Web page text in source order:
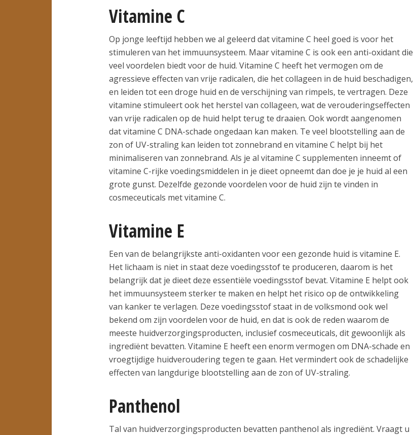
Vitamine C
Op jonge leeftijd hebben we al geleerd dat vitamine C heel goed is voor het
stimuleren van het immuunsysteem. Maar vitamine C is ook een anti-oxidant die
veel voordelen biedt voor de huid. Vitamine C heeft het vermogen om de
agressieve effecten van vrije radicalen, die het collageen in de huid beschadigen,
en leiden tot een droge huid en de verschijning van rimpels, te vertragen. Deze
vitamine stimuleert ook het herstel van collageen, wat de verouderingseffecten
van vrije radicalen op de huid helpt terug te draaien. Ook wordt aangenomen
dat vitamine C DNA-schade ongedaan kan maken. Te veel blootstelling aan de
zon of UV-straling kan leiden tot zonnebrand en vitamine C helpt bij het ​​
minimaliseren van zonnebrand. Als je al vitamine C supplementen inneemt of
vitamine C-rijke voedingsmiddelen in je dieet opneemt dan doe je je huid al een
grote gunst. Dezelfde gezonde voordelen voor de huid zijn te vinden in
cosmeceuticals met vitamine C.
Vitamine E
Een van de belangrijkste anti-oxidanten voor een gezonde huid is vitamine E.
Het lichaam is niet in staat deze voedingsstof te produceren, daarom is het
belangrijk dat je dieet deze essentiële voedingsstof bevat. Vitamine E helpt ook
het immuunsysteem sterker te maken en helpt het risico op de ontwikkeling
van kanker te verlagen. Deze voedingsstof staat in de volksmond ook wel
bekend om zijn voordelen voor de huid, en dat is ook de reden waarom de
meeste huidverzorgingsproducten, inclusief cosmeceuticals, dit gewoonlijk als
ingrediënt bevatten. Vitamine E heeft een enorm vermogen om DNA-schade en
vroegtijdige huidveroudering tegen te gaan. Het vermindert ook de schadelijke
effecten van langdurige blootstelling aan de zon of UV-straling.
Panthenol
Tal van huidverzorgingsproducten bevatten panthenol als ingrediënt. Vraagt ​​u